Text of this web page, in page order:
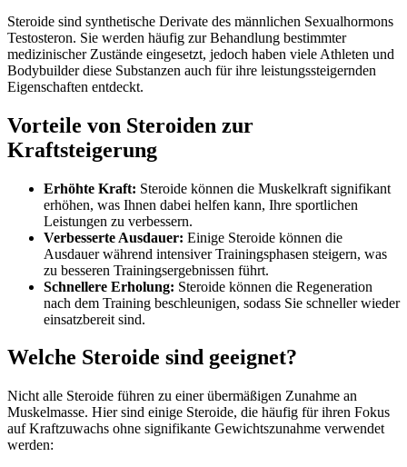
Steroide sind synthetische Derivate des männlichen Sexualhormons
Testosteron. Sie werden häufig zur Behandlung bestimmter
medizinischer Zustände eingesetzt, jedoch haben viele Athleten und
Bodybuilder diese Substanzen auch für ihre leistungssteigernden
Eigenschaften entdeckt.
Vorteile von Steroiden zur
Kraftsteigerung
Erhöhte Kraft: Steroide können die Muskelkraft signifikant
erhöhen, was Ihnen dabei helfen kann, Ihre sportlichen
Leistungen zu verbessern.
Verbesserte Ausdauer: Einige Steroide können die
Ausdauer während intensiver Trainingsphasen steigern, was
zu besseren Trainingsergebnissen führt.
Schnellere Erholung: Steroide können die Regeneration
nach dem Training beschleunigen, sodass Sie schneller wieder
einsatzbereit sind.
Welche Steroide sind geeignet?
Nicht alle Steroide führen zu einer übermäßigen Zunahme an
Muskelmasse. Hier sind einige Steroide, die häufig für ihren Fokus
auf Kraftzuwachs ohne signifikante Gewichtszunahme verwendet
werden: